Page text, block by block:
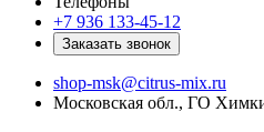
+7 936 133-45-12
Заказать звонок
shop-msk@citrus-mix.ru
Московская обл., ГО